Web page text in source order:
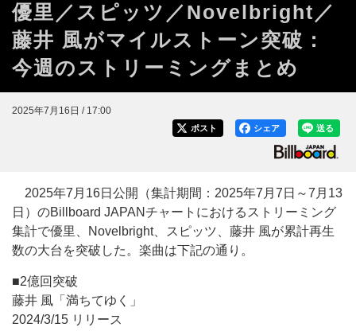
優里／スピッツ／Novelbright／
藤井 風がマイルストーン突破：
今週のストリーミングまとめ
2025年7月16日 / 17:00
送る
シェア
ポスト
2025年7月16日公開（集計期間：2025年7月7日～7月13
日）のBillboard JAPANチャートにおけるストリーミング
集計で優里、Novelbright、スピッツ、藤井 風が累計再生
数の大台を突破した。楽曲は下記の通り。
■2億回突破
藤井 風「満ちてゆく」
2024/3/15 リリース